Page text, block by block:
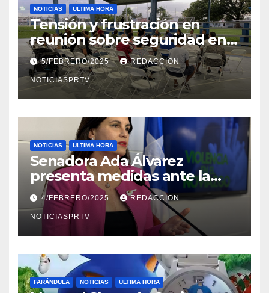
NOTICIAS ULTIMA HORA
Tensión y frustración en
reunión sobre seguridad en
Reparto Metropolitano
5/FEBRERO/2025 REDACCION
NOTICIASPRTV
NOTICIAS ULTIMA HORA
Senadora Ada Álvarez
presenta medidas ante la
violencia en el noviazgo
4/FEBRERO/2025 REDACCION
NOTICIASPRTV
FARÁNDULA NOTICIAS ULTIMA HORA